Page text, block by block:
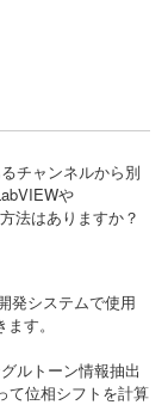
チャンネルから別
や
法はありますか？
発システムで使用
す。
ルトーン情報抽出
て位相シフトを計算